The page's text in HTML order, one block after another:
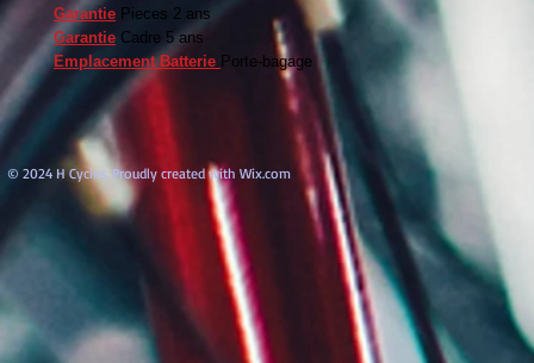
Garantie Pieces 2 ans
Garantie Cadre 5 ans
Emplacement Batterie Porte-bagage
© 2024 H Cycles. Proudly created with Wix.com